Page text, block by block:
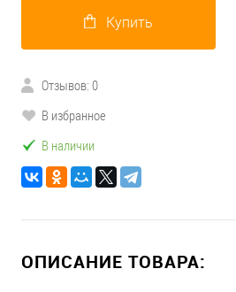
Купить
Отзывов: 0
В избранное
В наличии
ОПИСАНИЕ ТОВАРА: